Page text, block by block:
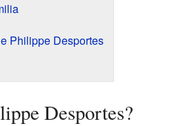
Philippe Desportes
Desportes?